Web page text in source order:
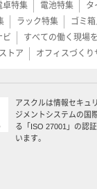
卓特集 電池特集
タ
ラック特集
ゴミ
ビ
すべての働く現場
トア オフィスづくり
アスクルは情報セキュ
ジメントシステムの国
る「ISO 27001」の認
います。